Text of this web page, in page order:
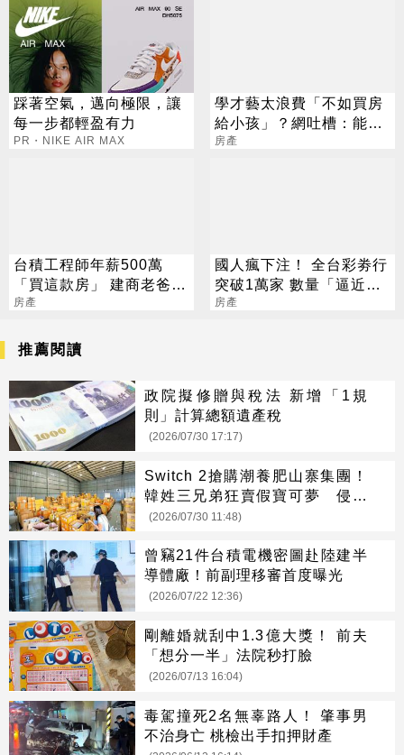
踩著空氣，邁向極限，讓
每一步都輕盈有力
PR・NIKE AIR MAX
學才藝太浪費「不如買房
給小孩」？網吐槽：能買
房就不差這點錢
房產
台積工程師年薪500萬
「買這款房」 建商老爸驚
呆曝警訊
房產
國人瘋下注！ 全台彩劵行
突破1萬家 數量「逼近直
營超商」
房產
推薦閱讀
政院擬修贈與稅法 新增「1規
則」計算總額遺產稅
(2026/07/30 17:17)
Switch 2搶購潮養肥山寨集團！
韓姓三兄弟狂賣假寶可夢 侵權
市值達3498萬
(2026/07/30 11:48)
曾竊21件台積電機密圖赴陸建半
導體廠！前副理移審首度曝光
(2026/07/22 12:36)
剛離婚就刮中1.3億大獎！ 前夫
「想分一半」法院秒打臉
(2026/07/13 16:04)
毒駕撞死2名無辜路人！ 肇事男
不治身亡 桃檢出手扣押財產